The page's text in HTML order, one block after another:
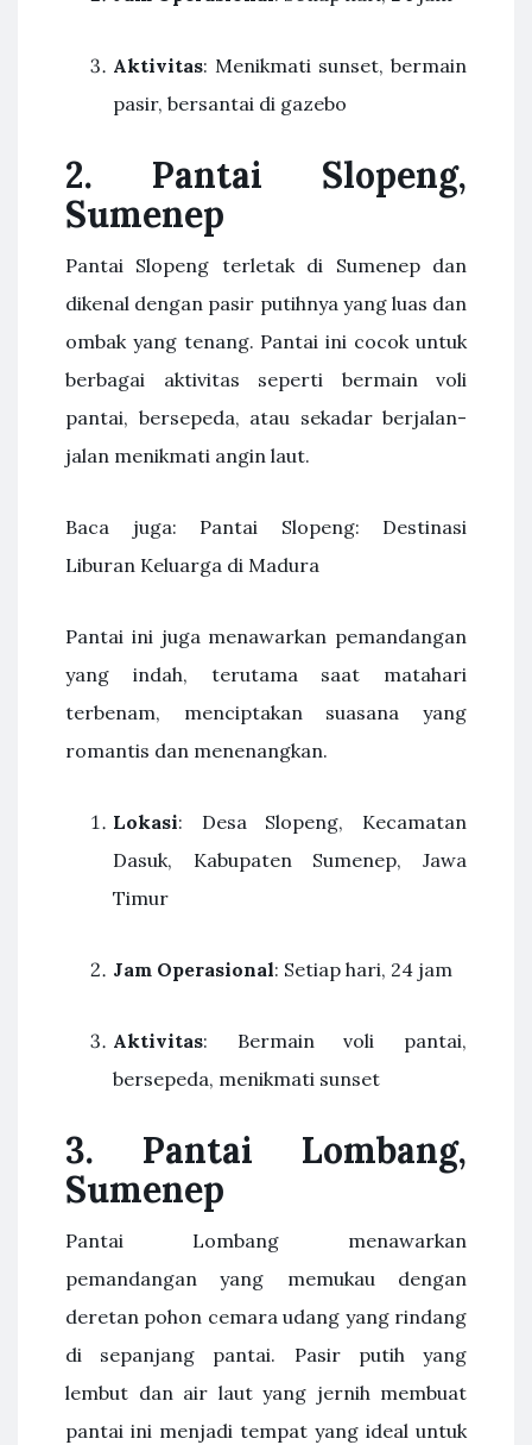
Aktivitas: Menikmati sunset, bermain
pasir, bersantai di gazebo
2. Pantai Slopeng,
Sumenep
Pantai Slopeng terletak di Sumenep dan
dikenal dengan pasir putihnya yang luas dan
ombak yang tenang. Pantai ini cocok untuk
berbagai aktivitas seperti bermain voli
pantai, bersepeda, atau sekadar berjalan-
jalan menikmati angin laut.
Baca juga: Pantai Slopeng: Destinasi
Liburan Keluarga di Madura
Pantai ini juga menawarkan pemandangan
yang indah, terutama saat matahari
terbenam, menciptakan suasana yang
romantis dan menenangkan.
Lokasi: Desa Slopeng, Kecamatan
Dasuk, Kabupaten Sumenep, Jawa
Timur
Jam Operasional: Setiap hari, 24 jam
Aktivitas: Bermain voli pantai,
bersepeda, menikmati sunset
3. Pantai Lombang,
Sumenep
Pantai Lombang menawarkan
pemandangan yang memukau dengan
deretan pohon cemara udang yang rindang
di sepanjang pantai. Pasir putih yang
lembut dan air laut yang jernih membuat
pantai ini menjadi tempat yang ideal untuk